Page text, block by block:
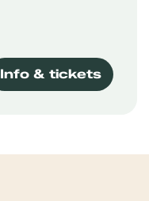
Info & tickets